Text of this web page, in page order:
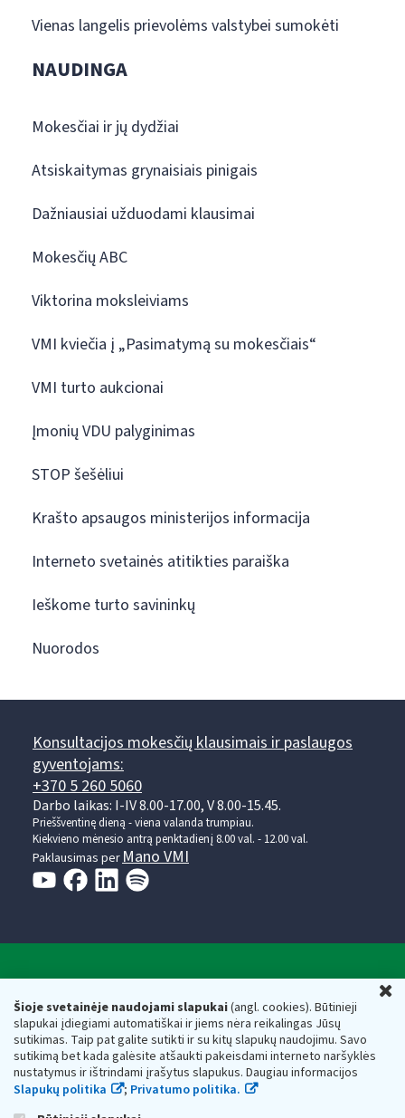
Šioje svetainėje naudojami slapukai(angl. cookies). Būtinieji
slapukai įdiegiami automatiškai ir jiems nėra reikalingas Jūsų
sutikimas. Taip pat galite sutikti ir su kitų slapukų naudojimu. Savo
sutikimą bet kada galėsite atšaukti pakeisdami interneto naršyklės
nustatymus ir ištrindami įrašytus slapukus. Daugiau informacijos
Slapukų politika
; Privatumo politika.
Vienas langelis prievolėms valstybei sumokėti
NAUDINGA
Mokesčiai ir jų dydžiai
Atsiskaitymas grynaisiais pinigais
Dažniausiai užduodami klausimai
Mokesčių ABC
Viktorina moksleiviams
VMI kviečia į „Pasimatymą su mokesčiais“
VMI turto aukcionai
Įmonių VDU palyginimas
STOP šešėliui
Krašto apsaugos ministerijos informacija
Interneto svetainės atitikties paraiška
Ieškome turto savininkų
Nuorodos
Konsultacijos mokesčių klausimais ir paslaugos
gyventojams:
+370 5 260 5060
Darbo laikas: I-IV 8.00-17.00, V 8.00-15.45.
Prieššventinę dieną - viena valanda trumpiau.
Kiekvieno mėnesio antrą penktadienį 8.00 val. - 12.00 val.
Paklausimas per Mano VMI
Respublikos finansų ministerijos
Biudžetinė įstaiga. Juridinio asmens kodas — 188659752,
adresas: Vasario 16-osios g. 14, 01107 Vilnius, Lietuva, el.paštas:
vmi@vmi.lt, E. pristatymo dėžutės adresas 188659752
Duomenys apie Valstybinę mokesčių inspekciją prie Lietuvos
Respublikos finansų ministerijos kaupiami ir saugomi Juridinių